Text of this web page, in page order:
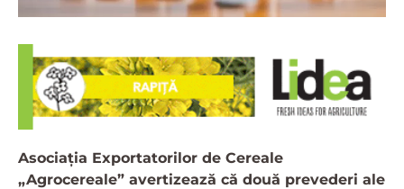
Asociația Exportatorilor de Cereale
„Agrocereale” avertizează că două prevederi ale